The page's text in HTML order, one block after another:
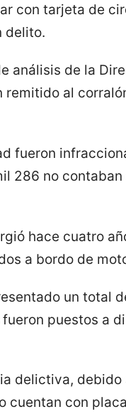
con tarjeta de
delito.
análisis de la
remitido al
fueron
286 no contaban
hace cuatro
a bordo de
un total
puestos a
delictiva, debido
cuentan con